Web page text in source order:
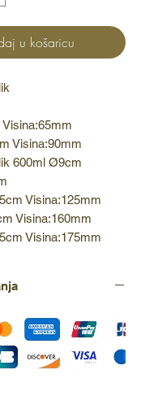
u košaricu
Visina:90mm
600ml Ø9cm
Visina:125mm
Visina:160mm
Visina:175mm